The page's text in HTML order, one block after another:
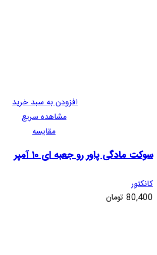
افزودن به سبد خرید
مشاهده سریع
مقایسه
سوکت مادگی پاور رو جعبه ای 10 آمپر
کانکتور
80,400 تومان